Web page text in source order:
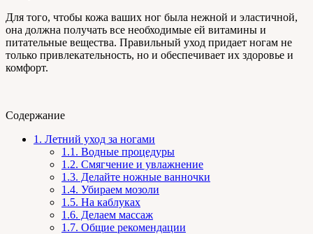
Для того, чтобы кожа ваших ног была нежной и эластичной,
она должна получать все необходимые ей витамины и
питательные вещества. Правильный уход придает ногам не
только привлекательность, но и обеспечивает их здоровье и
комфорт.
Содержание
1. Летний уход за ногами
1.1. Водные процедуры
1.2. Смягчение и увлажнение
1.3. Делайте ножные ванночки
1.4. Убираем мозоли
1.5. На каблуках
1.6. Делаем массаж
1.7. Общие рекомендации